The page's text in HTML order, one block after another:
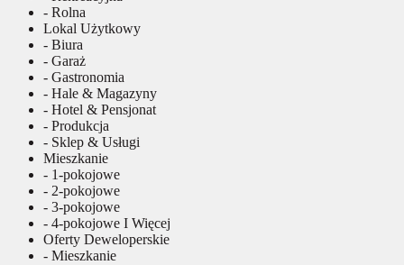
- Rolna
Lokal Użytkowy
- Biura
- Garaż
- Gastronomia
- Hale & Magazyny
- Hotel & Pensjonat
- Produkcja
- Sklep & Usługi
Mieszkanie
- 1-pokojowe
- 2-pokojowe
- 3-pokojowe
- 4-pokojowe I Więcej
Oferty Deweloperskie
- Mieszkanie